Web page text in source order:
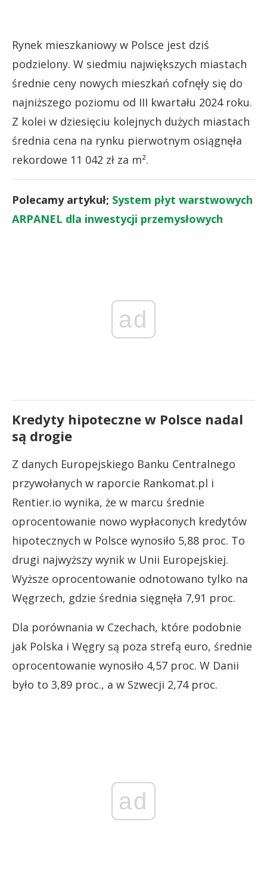
Rynek mieszkaniowy w Polsce jest dziś
podzielony. W siedmiu największych miastach
średnie ceny nowych mieszkań cofnęły się do
najniższego poziomu od III kwartału 2024 roku.
Z kolei w dziesięciu kolejnych dużych miastach
średnia cena na rynku pierwotnym osiągnęła
rekordowe 11 042 zł za m².
Polecamy artykuł; System płyt warstwowych
ARPANEL dla inwestycji przemysłowych
ad
Kredyty hipoteczne w Polsce nadal
są drogie
Z danych Europejskiego Banku Centralnego
przywołanych w raporcie Rankomat.pl i
Rentier.io wynika, że w marcu średnie
oprocentowanie nowo wypłaconych kredytów
hipotecznych w Polsce wynosiło 5,88 proc. To
drugi najwyższy wynik w Unii Europejskiej.
Wyższe oprocentowanie odnotowano tylko na
Węgrzech, gdzie średnia sięgnęła 7,91 proc.
Dla porównania w Czechach, które podobnie
jak Polska i Węgry są poza strefą euro, średnie
oprocentowanie wynosiło 4,57 proc. W Danii
było to 3,89 proc., a w Szwecji 2,74 proc.
ad